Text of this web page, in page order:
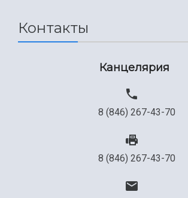
Сведения об образовательной
Контакты
Канцелярия
8 (846) 267-43-70
8 (846) 267-43-70